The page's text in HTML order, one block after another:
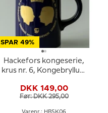
SPAR 49%
Hackefors kongeserie,
krus nr. 6, Kongebryllup,
DKK 149,00
Før: DKK 295,00
Varenr.: HBSK06